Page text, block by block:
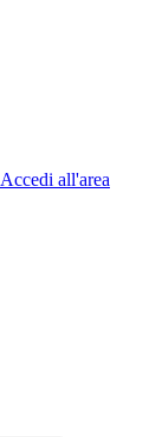
Accedi all'area